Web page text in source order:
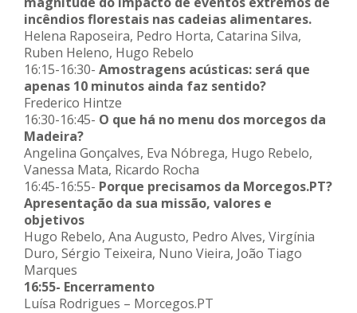
incêndios florestais nas cadeias alimentares.
Helena Raposeira, Pedro Horta, Catarina Silva,
Ruben Heleno, Hugo Rebelo
16:15-16:30- Amostragens acústicas: será que
apenas 10 minutos ainda faz sentido?
Frederico Hintze
16:30-16:45- O que há no menu dos morcegos da
Madeira?
Angelina Gonçalves, Eva Nóbrega, Hugo Rebelo,
Vanessa Mata, Ricardo Rocha
16:45-16:55- Porque precisamos da Morcegos.PT?
Apresentação da sua missão, valores e
objetivos
Hugo Rebelo, Ana Augusto, Pedro Alves, Virgínia
Duro, Sérgio Teixeira, Nuno Vieira, João Tiago
Marques
16:55- Encerramento
Luísa Rodrigues – Morcegos.PT